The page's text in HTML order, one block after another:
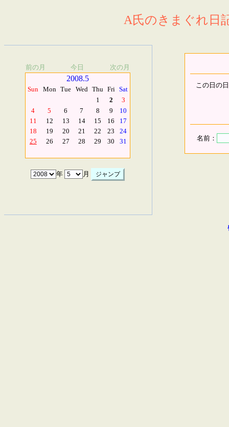
A氏のきまぐれ日
前の月 今日 次の月
2008.5
Sun Mon Tue Wed Thu Fri Sat
1
2
3
4
5 6 7 8 9
10
11
12 13 14 15 16
17
18
19 20 21 22 23
24
25
26 27 28 29 30 31
年 月
この日の
名前：